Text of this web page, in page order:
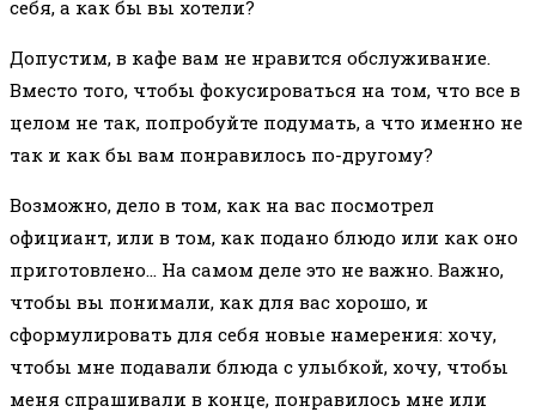
себя, а как бы вы хотели?
Допустим, в кафе вам не нравится обслуживание.
Вместо того, чтобы фокусироваться на том, что все в
целом не так, попробуйте подумать, а что именно не
так и как бы вам понравилось по-другому?
Возможно, дело в том, как на вас посмотрел
официант, или в том, как подано блюдо или как оно
приготовлено… На самом деле это не важно. Важно,
чтобы вы понимали, как для вас хорошо, и
сформулировать для себя новые намерения: хочу,
чтобы мне подавали блюда с улыбкой, хочу, чтобы
меня спрашивали в конце, понравилось мне или